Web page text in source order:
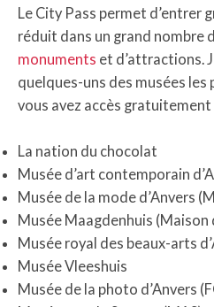
Le City Pass permet d’entrer
réduit dans un grand nombre
monuments et d’attractions.
quelques-uns des musées les
vous avez accès gratuitement
La nation du chocolat
Musée d’art contemporain
Musée de la mode d’Anvers
Musée Maagdenhuis (Maison
Musée royal des beaux-arts
Musée Vleeshuis
Musée de la photo d’Anvers